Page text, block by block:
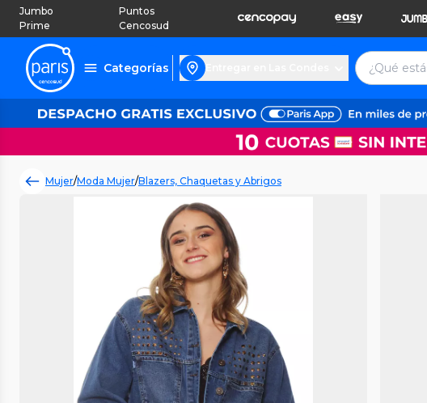
Jumbo
Prime
Puntos
Cencosud
Categorías
Mujer/Moda Mujer/Blazers, Chaquetas y Abrigos